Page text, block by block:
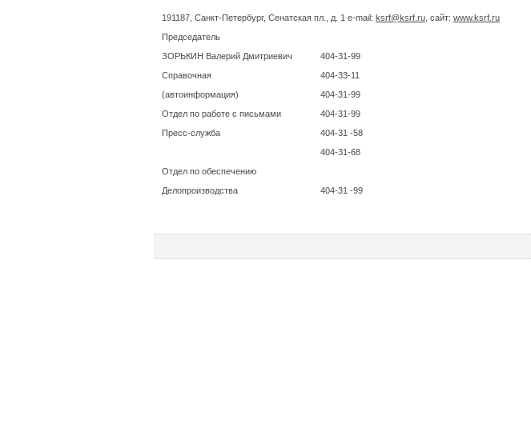
191187, Санкт-Петербург, Сенатская пл., д. 1 e-mail: ksrf@ksrf.ru , сайт: www.ksrf.ru
Председатель
ЗОРЬКИН Валерий Дмитриевич
404-31-99
Справочная
404-33-11
(автоинформация)
404-31-99
Отдел по работе с письмами
404-31-99
Пресс-служба
404-31 -58
404-31-68
Отдел по обеспечению
Делопроизводства
404-31 -99